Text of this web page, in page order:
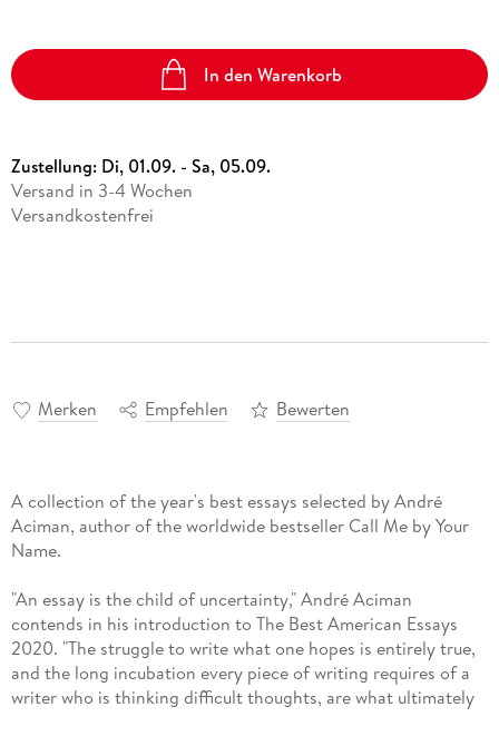
In den Warenkorb
Zustellung: Di, 01.09. - Sa, 05.09.
Versand in 3-4 Wochen
Versandkostenfrei
Merken Empfehlen Bewerten
A collection of the year's best essays selected by André
Aciman, author of the worldwide bestseller Call Me by Your
Name.
"An essay is the child of uncertainty," André Aciman
contends in his introduction to The Best American Essays
2020. "The struggle to write what one hopes is entirely true,
and the long incubation every piece of writing requires of a
writer who is thinking difficult thoughts, are what ultimately